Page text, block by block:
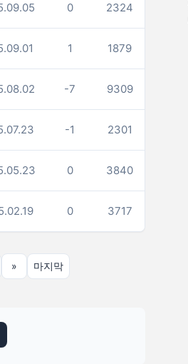
0 2324
1 1879
-7 9309
-1 2301
0 3840
0 3717
» 마지막